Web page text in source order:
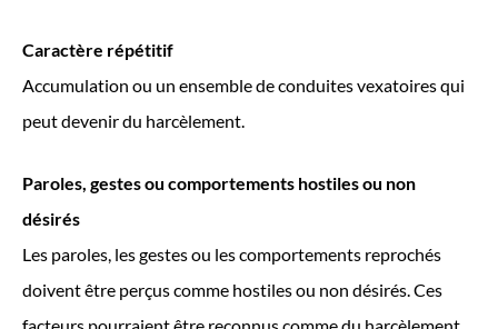
Caractère répétitif
Accumulation ou un ensemble de conduites vexatoires qui
peut devenir du harcèlement.
Paroles, gestes ou comportements hostiles ou non
désirés
Les paroles, les gestes ou les comportements reprochés
doivent être perçus comme hostiles ou non désirés. Ces